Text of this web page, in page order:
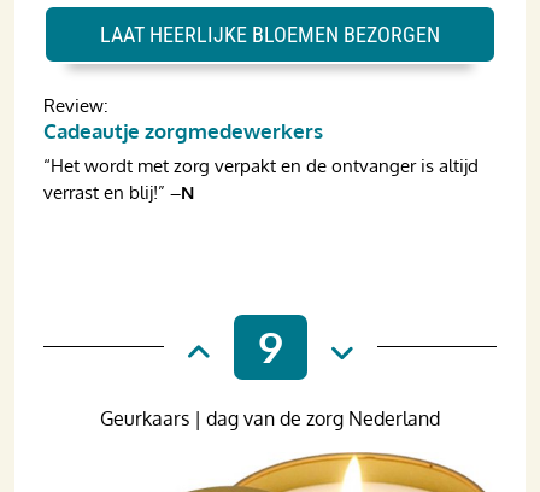
Review:
Cadeautje zorgmedewerkers
“Het wordt met zorg verpakt en de ontvanger is altijd
verrast en blij!” –N
LAAT HEERLIJKE BLOEMEN BEZORGEN
9
Geurkaars | dag van de zorg Nederland